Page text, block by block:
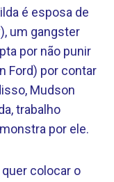
é esposa de
um gangster
por não punir
Ford) por contar
Mudson
trabalho
por ele.
quer colocar o